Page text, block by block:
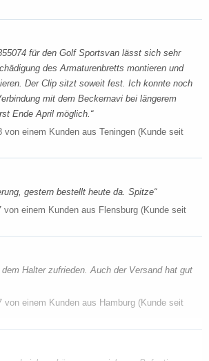
für den Golf Sportsvan lässt sich sehr
des Armaturenbretts montieren und
Der Clip sitzt soweit fest. Ich konnte noch
mit dem Beckernavi bei längerem
Ende April möglich.
von einem Kunden aus Teningen (Kunde seit
gestern bestellt heute da. Spitze
von einem Kunden aus Flensburg (Kunde seit
Halter zufrieden. Auch der Versand hat gut
von einem Kunden aus Hamburg (Kunde seit